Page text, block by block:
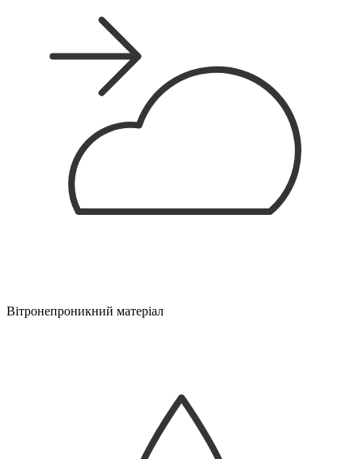
Вітронепроникний матеріал